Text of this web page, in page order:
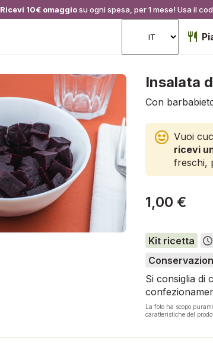
Ricevi 10€ omaggiosu ogni spesa, per 1 mese! Usa il
Insalata
Con
Vuoi
ricevi
freschi,
1,00 €
Kit ricetta
Si consiglia di
La foto ha scopo
caratteristiche del